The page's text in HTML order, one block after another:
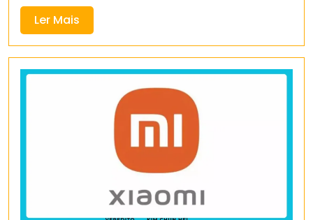
Ler Mais
Mais